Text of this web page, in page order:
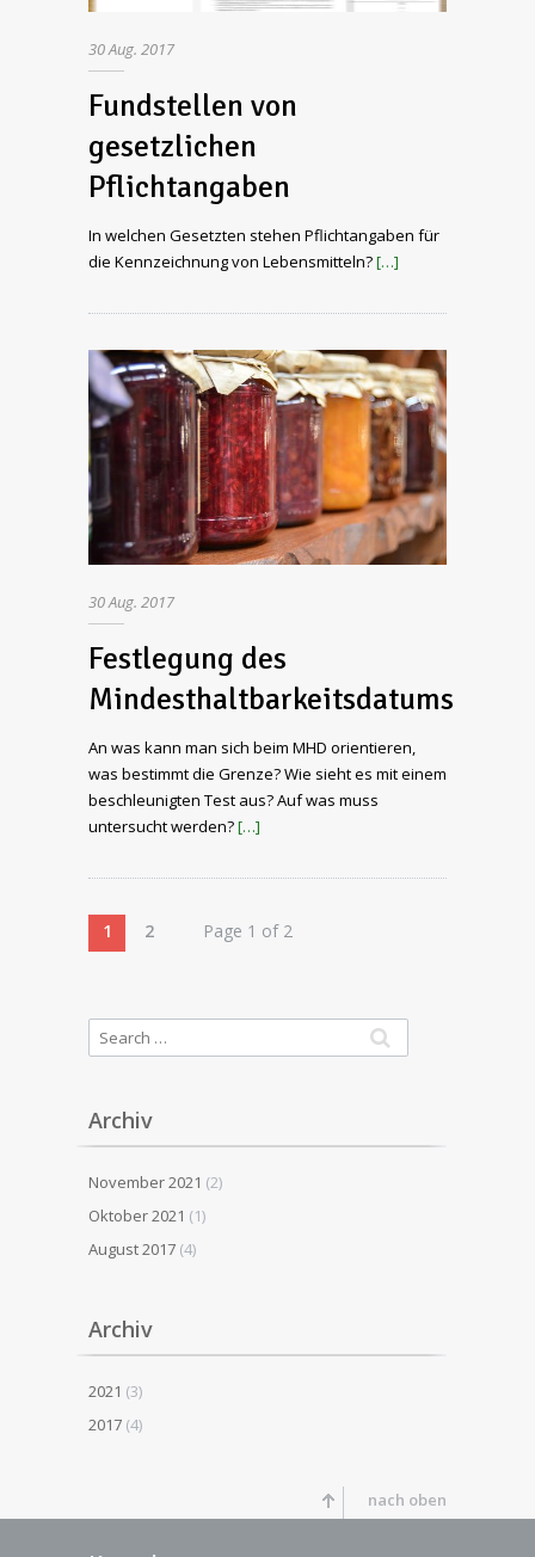
30Aug. 2017
Fundstellen von
gesetzlichen
Pflichtangaben
In welchen Gesetzten stehen Pflichtangaben für
die Kennzeichnung von Lebensmitteln?[…]
30Aug. 2017
Festlegung des
Mindesthaltbarkeitsdatums
An was kann man sich beim MHD orientieren,
was bestimmt die Grenze? Wie sieht es mit einem
beschleunigten Test aus? Auf was muss
untersucht werden?[…]
1 2 Page 1 of 2
Archiv
November 2021 (2)
Oktober 2021 (1)
August 2017 (4)
Archiv
2021 (3)
2017 (4)
nach oben